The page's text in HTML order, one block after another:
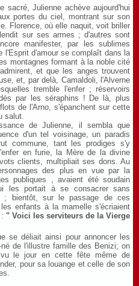
sacré, Julienne achève aujourd'hui
portes du ciel, montrant sur son
Florence, où elle naquit, voit briller
sur ses armes ; d'autres sont
manifester, par les sublimes
l'Esprit d'amour se complaît dans la
montagnes formant à la noble cité
et que les anges trouvent
et, par delà, Camaldoli, l'Alverne
tremble l'enfer ; réservoirs
par les séraphins ! De là, plus
de l'Arno, s'épanchent sur cette
salut.
de Julienne, il sembla que
d'un tel voisinage, un paradis
commune, tant les prodiges s'y
en furie, la Mère de la divine
clients, multipliait ses dons. Au
des plus en vue par la
publiques , avaient été soudain
les portait à se consacrer sans
; bientôt, sur le passage de ces
enfants à la mamelle s'écriaient
" Voici les serviteurs de la Vierge
se déliait ainsi pour annoncer les
de l'illustre famille des Benizi; on
le jour en cette fête même de
pour sa louange et celle de son